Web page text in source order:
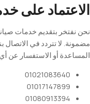
الاعتماد على
نحن نفتخر بتقديم خدمات
مضمونة. لا تتردد في الاتصال
المساعدة أو الاستفسار عن
01021083640
01017147899
01080913394